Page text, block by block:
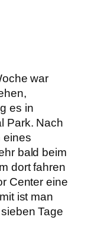
war
es in
Park. Nach
eines
bald beim
dort fahren
Center eine
ist man
Tage